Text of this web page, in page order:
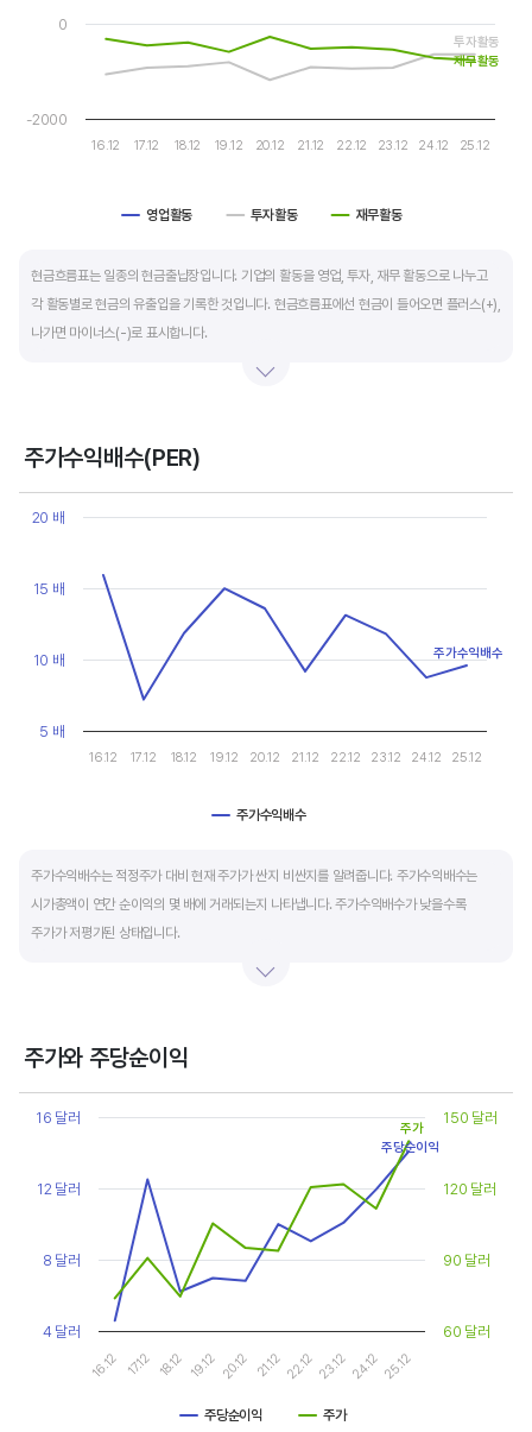
운전자본 회전일수는 매출채권 회전일수 + 재고자산 회전일수 - 매입채무 회전일수로
계산합니다. 매출채권 회전일수는 제품 판매 후 거래처로부터 현금으로 회수하는데 걸리는
영업활동 투자활동 재무활동
16.12 17.12 18.12 19.12 20.12 21.12 22.12 23.12 24.12 25.12
-2000
0
투자활동
재무활동
현금흐름표는 일종의 현금출납장입니다. 기업의 활동을 영업, 투자, 재무 활동으로 나누고
각 활동별로 현금의 유출입을 기록한 것입니다. 현금흐름표에선 현금이 들어오면 플러스(+),
나가면 마이너스(-)로 표시합니다.
투자활동 현금흐름은 기업의 기계 및 공장증설이나 금융자산 거래에서 발생하는
재무활동 현금흐름은 증자, 차입, 배당을 통해 발생하는 현금유출입을 뜻합니다.
영업활동으로 충분한 현금을 벌고 있는 기업은 금융기관의 차입금을 갚고, 배당을 지급하는
등 현금이 유출되기 때문에 마이너스(-)를 기록합니다.
특별한 활동이 있는 일시적인 기간을 제외하고 현금흐름표의 장기적인 구성은 영업활동
현금흐름 플러스(+), 투자활동 현금흐름 마이너스(-), 재무활동 현금흐름이 마이너스(-)가
가장 좋습니다.
주가수익배수(PER)
Chart
Line chart with 10 data points.
The chart has 1 Y axis displaying values. Data ranges from 7.2
주가수익배수
16.12 17.12 18.12 19.12 20.12 21.12 22.12 23.12 24.12 25.12
5 배
10 배
15 배
20 배
주가수익배수
주가수익배수는 적정주가 대비 현재 주가가 싼지 비싼지를 알려줍니다. 주가수익배수는
시가총액이 연간 순이익의 몇 배에 거래되는지 나타냅니다. 주가수익배수가 낮을수록
주가가 저평가된 상태입니다.
상대적으로 싸게 거래된다고 판단합니다.
순이익이 성장할때와 감소할때 주가수익배수는 다르게 평가받습니다. 순이익 성장률이
높으면 주가수익배수도 높게 평가 받습니다. 이는 순이익 성장률이 높으면 주가도 크게
상승한다는 뜻입니다.
10년 간 장기적인 주가수익배수의 움직임과 최고, 최저점을 확인한 후, 현재 시점
주가수익배수와 비교해 주가가 싼지 비싼지를 평가하는게 좋습니다. 일반적으로 장기적인
주가수익배수의 평균 정도에 있으면 매수를 검토하고, 역사적인 최고점 수준에 있다면
이익이 더 성장할 수 있을지 더 꼼꼼히 살피고 유의해야 합니다.
주가와 주당순이익
Chart
Line chart with 2 lines.
The chart has 2 Y axes displaying values, and values.
주당순이익 주가
16.12 17.12 18.12 19.12 20.12 21.12 22.12 23.12 24.12 25.12
4 달러
8 달러
12 달러
16 달러
60 달러
90 달러
120 달러
150 달러
주당순이익
주가